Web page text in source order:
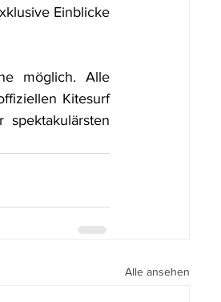
Einblicke
möglich. Alle
Kitesurf
Alle ansehen